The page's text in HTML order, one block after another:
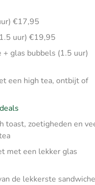
€17,95
uur) €19,95
glas bubbels (1.5 uur)
een high tea, ontbijt of
toast, zoetigheden en
met een lekker glas
de lekkerste